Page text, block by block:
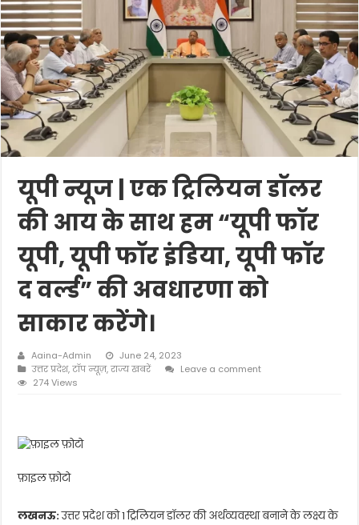
यूपी न्यूज | एक ट्रिलियन डॉलर
की आय के साथ हम “यूपी फॉर
यूपी, यूपी फॉर इंडिया, यूपी फॉर
द वर्ल्ड” की अवधारणा को
साकार करेंगे।
Aaina-Admin
June 24, 2023
उत्तर प्रदेश,टॉप न्यूज़,राज्य खबरें
Leave a comment
274 Views
फ़ाइल फ़ोटो
लखनऊ:उत्तर प्रदेश को 1 ट्रिलियन डॉलर की अर्थव्यवस्था बनाने के लक्ष्य के